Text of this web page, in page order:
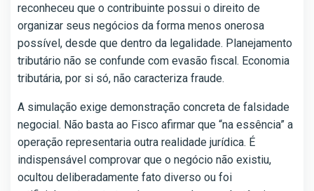
reconheceu que o contribuinte possui o direito de
organizar seus negócios da forma menos onerosa
possível, desde que dentro da legalidade. Planejamento
tributário não se confunde com evasão fiscal. Economia
tributária, por si só, não caracteriza fraude.
A simulação exige demonstração concreta de falsidade
negocial. Não basta ao Fisco afirmar que “na essência” a
operação representaria outra realidade jurídica. É
indispensável comprovar que o negócio não existiu,
ocultou deliberadamente fato diverso ou foi